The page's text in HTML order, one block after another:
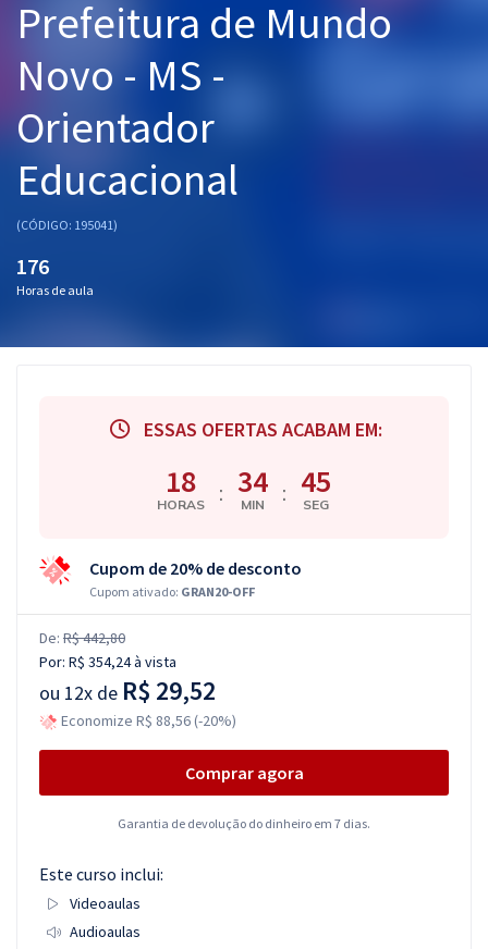
Pós
Graduação
OAB
Mentorias
Questões grátis
Conteúdo gratuito
Prefeitura de Mundo
Novo - MS -
Orientador
Educacional
(CÓDIGO: 195041)
176
Horas de aula
ESSAS OFERTAS ACABAM EM:
18
HORAS : 34
MIN : 44
SEG
Cupom de 20% de desconto
Cupom ativado: GRAN20-OFF
De: R$ 442,80
Por: R$ 354,24à vista
ou 12x de R$ 29,52
Economize R$ 88,56 (-20%)
Comprar agora
Garantia de devolução do dinheiro em 7 dias.
Este curso inclui:
Videoaulas
Audioaulas